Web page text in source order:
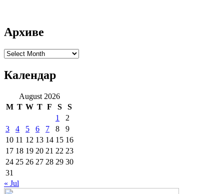
Архиве
Архиве
Календар
August 2026
M T W T F S
S
1
2
3
4 5 6 7 8
9
10 11 12 13 14 15 16
17 18 19 20 21 22 23
24 25 26 27 28 29 30
31
« Jul